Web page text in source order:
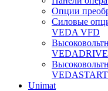
Опции
Силовые
VEDA VFD
VEDADRIVE
VEDASTART
Unimat